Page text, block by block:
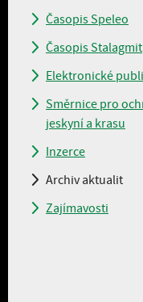
Časopis Speleo
Časopis Stalagmit
Elektronické
Směrnice pro
jeskyní a krasu
Inzerce
Archiv aktualit
Zajímavosti